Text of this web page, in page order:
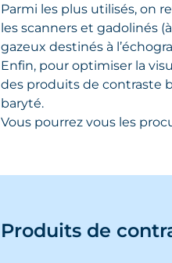
Parmi les plus utilisés, on
les scanners et gadolinés
gazeux destinés à
Enfin, pour optimiser la
des produits de contraste
baryté.
Vous pourrez vous les
Produits de